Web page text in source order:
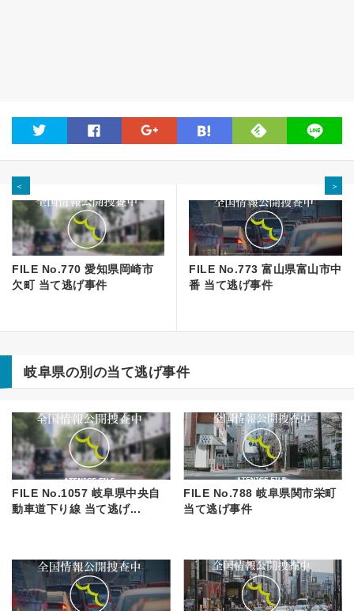
facebook line
＜
FILE No.770 愛知県岡崎市
欠町 当て逃げ事件
＞
FILE No.773 富山県富山市中
番 当て逃げ事件
岐阜県の別の当て逃げ事件
FILE No.1057 岐阜県中央自
動車道下り線 当て逃げ...
FILE No.788 岐阜県関市栄町
当て逃げ事件